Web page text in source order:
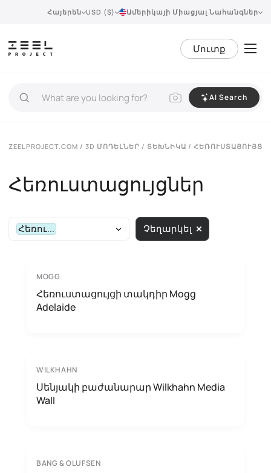
Հայերեն USD ($) Ամերիկայի Միացյալ Նահանգներ
Մուտք
AI Search
ZEELPROJECT.COM / 3D ՄՈԴԵԼՆԵՐ / ՏԵԽՆԻԿԱ /
Հեռուստացույցներ
Հեռու... Չեղարկել
MOGG
Հեռուստացույցի տակդիր Mogg
Adelaide
WILKHAHN
Սենյակի բաժանարար Wilkhahn Media
Wall
BANG & OLUFSEN